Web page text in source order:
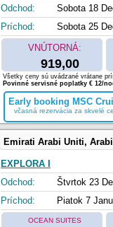
Odchod:
Sobota 18
Príchod:
Sobota 25
VNÚTORNÁ:
919,00
Early booking MSC
včasná rezervácia za skvelé
Všetky ceny sú uvádzané vrátane
Povinné servisné poplatky € 12/
Emirati Arabi Uniti,
EXPLORA I
Odchod:
Štvrtok 23
Príchod:
Piatok 7
OCEAN SUITES